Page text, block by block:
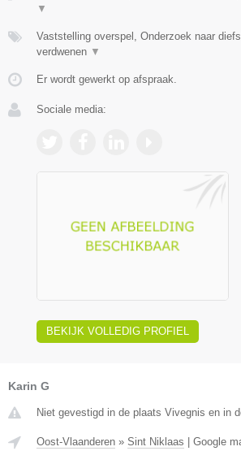
▼
Vaststelling overspel, Onderzoek naar
verdwenen ▼
Er wordt gewerkt op afspraak.
Sociale media:
BEKIJK VOLLEDIG PROFIEL
Karin G
Niet gevestigd in de plaats Vivegnis en in
Oost-Vlaanderen » Sint Niklaas | Google